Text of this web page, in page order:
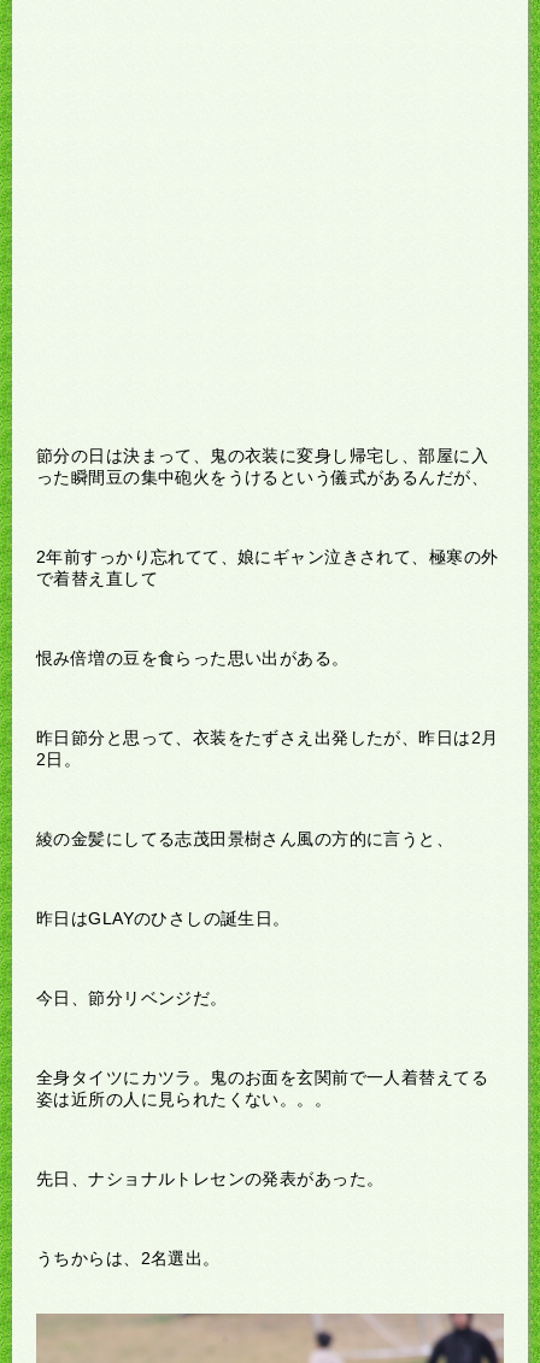
節分の日は決まって、鬼の衣装に変身し帰宅し、部屋に入
った瞬間豆の集中砲火をうけるという儀式があるんだが、
2年前すっかり忘れてて、娘にギャン泣きされて、極寒の外
で着替え直して
恨み倍増の豆を食らった思い出がある。
昨日節分と思って、衣装をたずさえ出発したが、昨日は2月
2日。
綾の金髪にしてる志茂田景樹さん風の方的に言うと、
昨日はGLAYのひさしの誕生日。
今日、節分リベンジだ。
全身タイツにカツラ。鬼のお面を玄関前で一人着替えてる
姿は近所の人に見られたくない。。。
先日、ナショナルトレセンの発表があった。
うちからは、2名選出。